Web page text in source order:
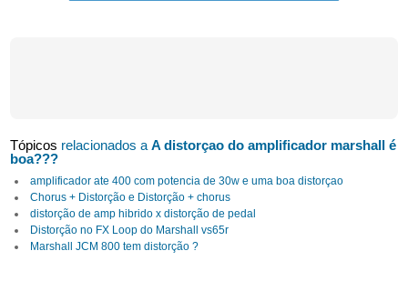
Tópicos relacionados aA distorçao do amplificador marshall é
boa???
amplificador ate 400 com potencia de 30w e uma boa distorçao
Chorus + Distorção e Distorção + chorus
distorção de amp hibrido x distorção de pedal
Distorção no FX Loop do Marshall vs65r
Marshall JCM 800 tem distorção ?